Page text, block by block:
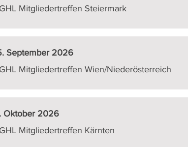
Mitgliedertreffen Steiermark
September 2026
Mitgliedertreffen Wien/Niederösterreich
Oktober 2026
Mitgliedertreffen Kärnten